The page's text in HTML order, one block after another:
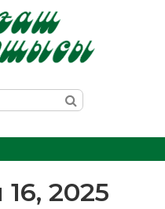
2025